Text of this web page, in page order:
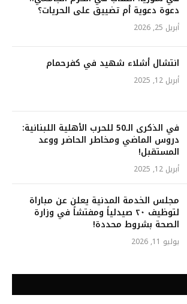
دعوة دعوية أم تضييق على الحريات؟
أبريل 25, 2026
انتشال أشلاء شهيد في كفرحمام
أبريل 12, 2025
في الذكرى الـ50 للحرب الأهلية اللبنانية:
دروس الماضي ومخاطر الحاضر ووعد
المستقبل!
أبريل 12, 2025
مجلس الخدمة المدنية يعلن عن مباراة
لتوظيف ٢٠ صيدلياً ومفتشاً في وزارة
الصحة بشروط محددة!
يوليو 11, 2026